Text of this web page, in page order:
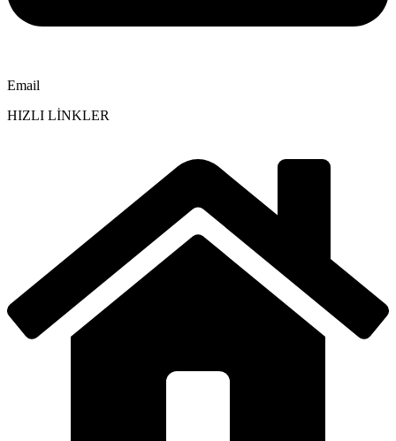
Email
HIZLI LİNKLER